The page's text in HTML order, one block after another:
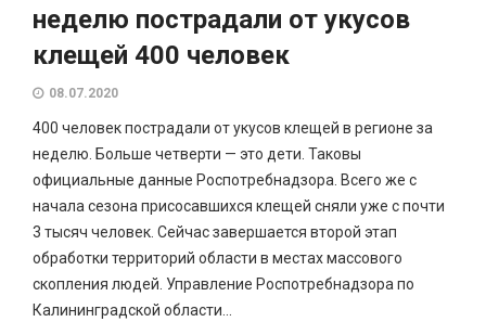
неделю пострадали от укусов
клещей 400 человек
08.07.2020
400 человек пострадали от укусов клещей в регионе за
неделю. Больше четверти — это дети. Таковы
официальные данные Роспотребнадзора. Всего же с
начала сезона присосавшихся клещей сняли уже с почти
3 тысяч человек. Сейчас завершается второй этап
обработки территорий области в местах массового
скопления людей. Управление Роспотребнадзора по
Калининградской области...